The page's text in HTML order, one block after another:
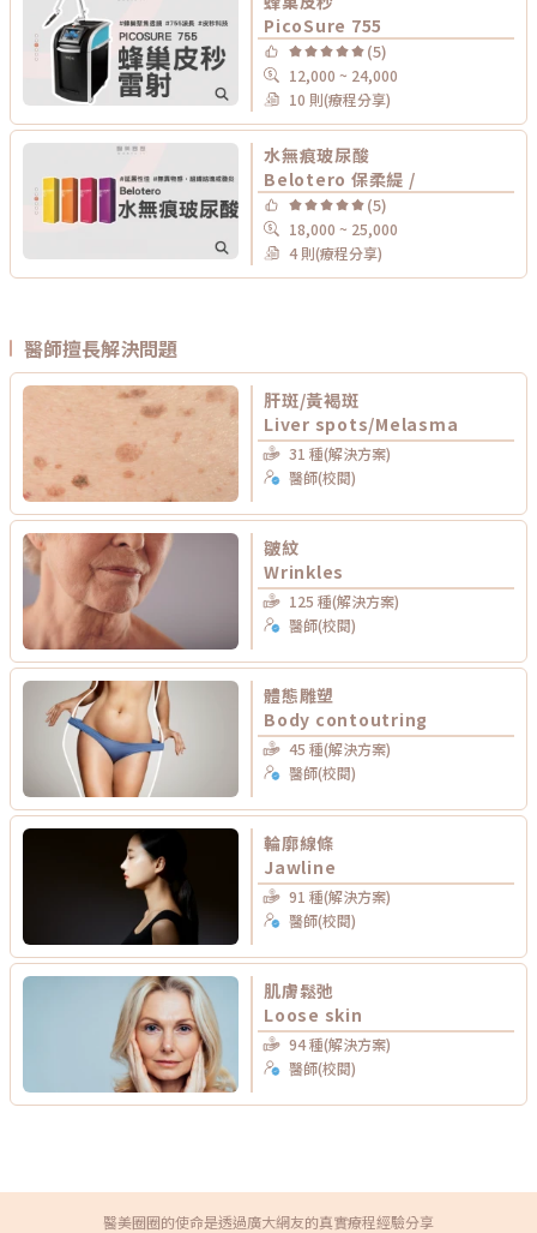
PicoSure 755
(5)
12,000 ~ 24,000
10 則(療程分享)
水無痕玻尿酸
Belotero 保柔緹 /
(5)
18,000 ~ 25,000
4 則(療程分享)
醫師擅長解決問題
肝斑/黃褐斑
Liver spots/Melasma
31 種(解決方案)
醫師(校閱)
皺紋
Wrinkles
125 種(解決方案)
醫師(校閱)
體態雕塑
Body contoutring
45 種(解決方案)
醫師(校閱)
輪廓線條
Jawline
91 種(解決方案)
醫師(校閱)
肌膚鬆弛
Loose skin
94 種(解決方案)
醫師(校閱)
醫美圈圈的使命是透過廣大網友的真實療程經驗分享